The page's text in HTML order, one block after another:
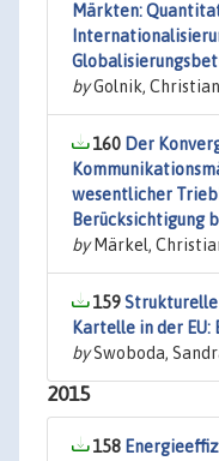
Märkten:
byGolnik, Christian
160 Der
wesentlicher
Berücksichtigung
byMärkel,
159
Kartelle in der
bySwoboda,
2015
158